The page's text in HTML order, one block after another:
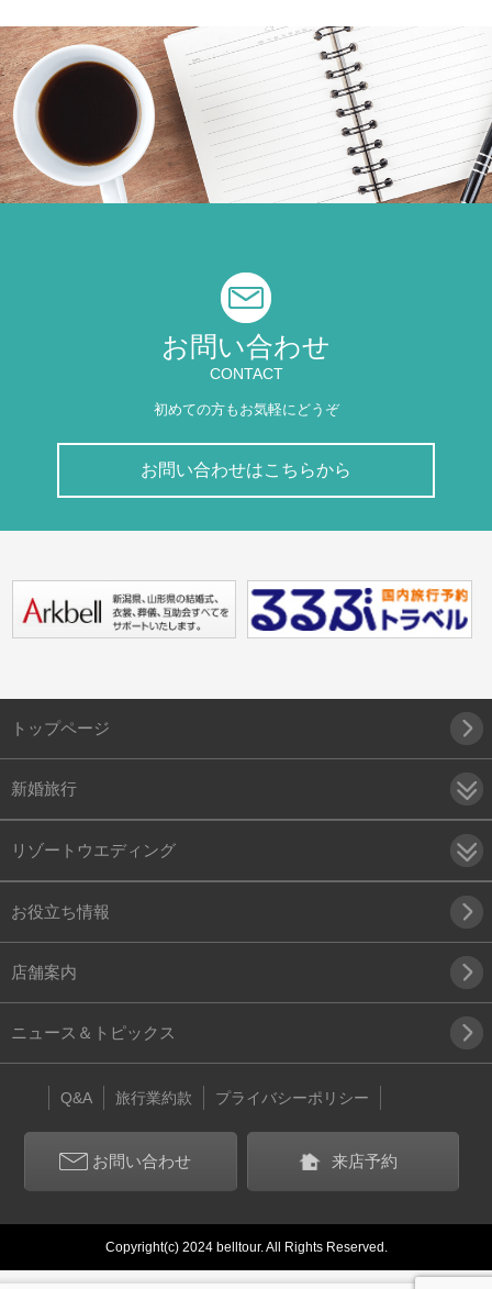
お問い合わせ
CONTACT
初めての方もお気軽にどうぞ
お問い合わせはこちらから
トップページ
新婚旅行
リゾートウエディング
お役立ち情報
店舗案内
ニュース＆トピックス
Q&A 旅行業約款 プライバシーポリシー
お問い合わせ 来店予約
Copyright(c) 2024 belltour. All Rights Reserved.